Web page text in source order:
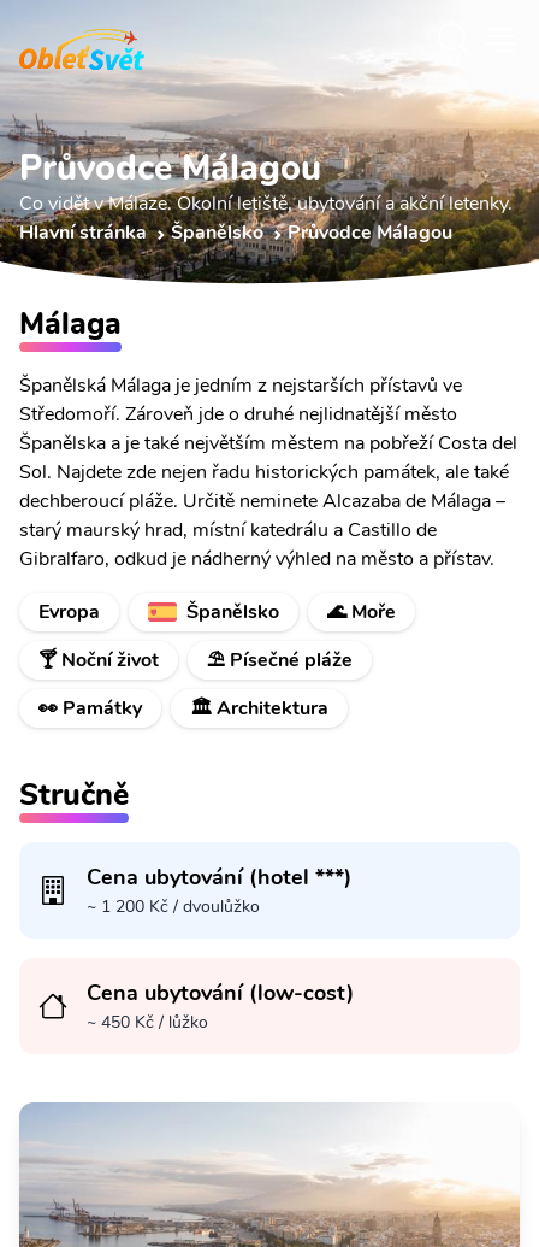
Průvodce Málagou
Co vidět v Málaze. Okolní letiště, ubytování a akční letenky.
Hlavní stránka
Španělsko Průvodce Málagou
Málaga
Španělská Málaga je jedním z nejstarších přístavů ve
Středomoří. Zároveň jde o druhé nejlidnatější město
Španělska a je také největším městem na pobřeží Costa del
Sol. Najdete zde nejen řadu historických památek, ale také
dechberoucí pláže. Určitě neminete Alcazaba de Málaga –
starý maurský hrad, místní katedrálu a Castillo de
Gibralfaro, odkud je nádherný výhled na město a přístav.
Evropa
Španělsko
🌊 Moře
🍸 Noční život
⛱️ Písečné pláže
👀 Památky
🏛️ Architektura
Stručně
Cena ubytování (hotel ***)
~ 1 200 Kč / dvoulůžko
Cena ubytování (low-cost)
~ 450 Kč / lůžko